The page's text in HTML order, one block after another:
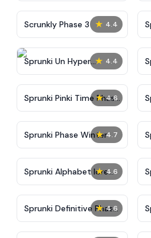
★ 4.4
Scrunkly Phase 3
★ 4.4
Sprunki Un Hyper
Shifted Phase 4
★ 4.6
Sprunki Pinki Time Phase
3
★ 4.7
Sprunki Phase Winter
★ 4.6
Sprunki Alphabet lore
Arabic Phase 3
★ 4.6
Sprunki Definitive Phase
9 New